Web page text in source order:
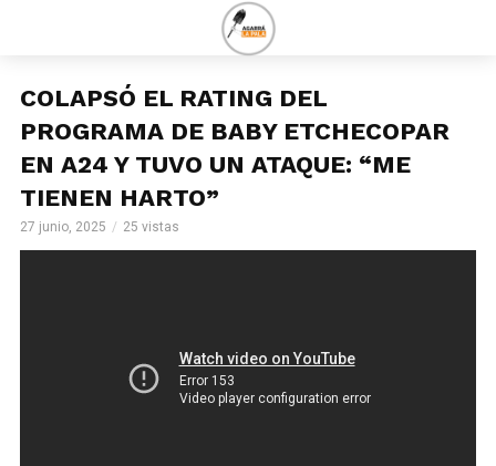
COLAPSÓ EL RATING DEL
PROGRAMA DE BABY ETCHECOPAR
EN A24 Y TUVO UN ATAQUE: “ME
TIENEN HARTO”
27 junio, 2025 25 vistas